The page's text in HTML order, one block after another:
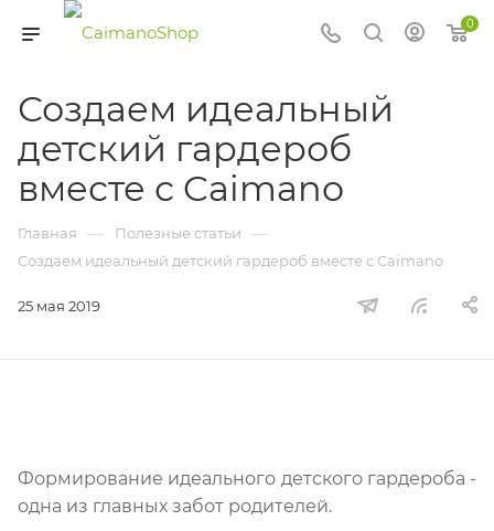
0
Создаем идеальный
детский гардероб
вместе с Caimano
Главная — Полезные статьи —
Создаем идеальный детский гардероб вместе с Caimano
25 мая 2019
Формирование идеального детского гардероба -
одна из главных забот родителей.